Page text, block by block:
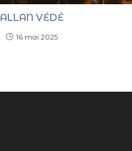
ALLAN VÉDÉ
16 mai 2025